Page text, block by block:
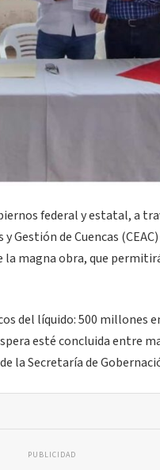
federal y estatal, a
de Cuencas
magna obra, que
del líquido: 500 millones
esté concluida entre
la Secretaría de
PUBLICIDAD